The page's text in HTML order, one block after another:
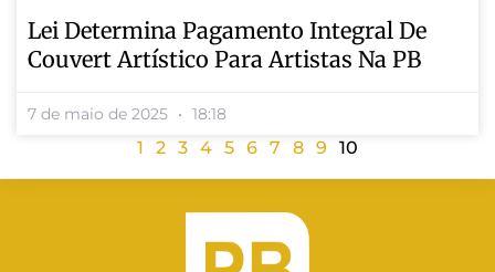
Lei Determina Pagamento Integral De
Couvert Artístico Para Artistas Na PB
7 de maio de 2025 18:18
1 2 3 4 5 6 7 8 9 10